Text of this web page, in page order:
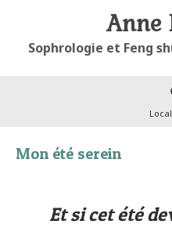
Anne
Sophrologie et Feng
Mon été serein
Et si cet été